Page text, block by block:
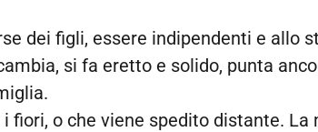
dei figli, essere indipendenti e allo
si fa eretto e solido, punta
fiori, o che viene spedito distante.